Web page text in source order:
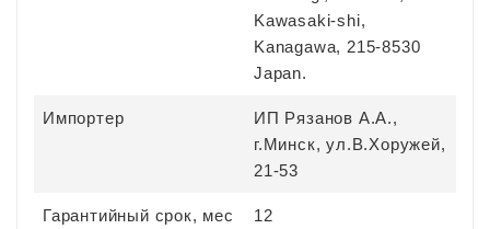
Kawasaki-shi,
Kanagawa, 215-8530
Japan.
Импортер
ИП Рязанов А.А.,
г.Минск, ул.В.Хоружей,
21-53
Гарантийный срок, мес 12